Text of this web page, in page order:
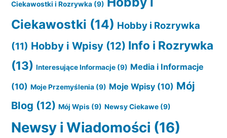
Ciekawostki i Rozrywka (9)
Ciekawostki (14) Hobby i Rozrywka
(11) Hobby i Wpisy (12) Info i Rozrywka
(13) Interesujące Informacje (9) Media i Informacje
(10) Moje Przemyślenia (9) Moje Wpisy (10) Mój
Blog (12) Mój Wpis (9) Newsy Ciekawe (9)
Newsy i Wiadomości (16)